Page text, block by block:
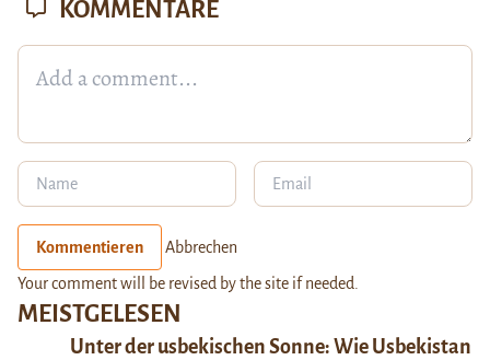
MEISTGELESEN
Unter der usbekischen Sonne: Wie Usbekistan
KOMMENTARE
Kommentieren Abbrechen
Your comment will be revised by the site if needed.